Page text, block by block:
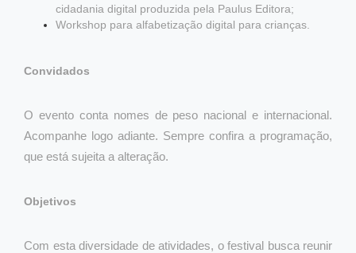
cidadania digital produzida pela Paulus Editora;
Workshop para alfabetização digital para crianças.
Convidados
O evento conta nomes de peso nacional e internacional.
Acompanhe logo adiante. Sempre confira a programação,
que está sujeita a alteração.
Objetivos
Com esta diversidade de atividades, o festival busca reunir